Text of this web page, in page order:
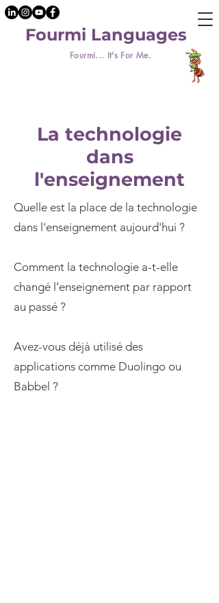
Fourmi... It's For Me.
Fourmi Languages
La technologie
dans
l'enseignement
Quelle est la place de la technologie
dans l'enseignement aujourd'hui ?
Comment la technologie a-t-elle
changé l’enseignement par rapport
au passé ?
Avez-vous déjà utilisé des
applications comme Duolingo ou
Babbel ?